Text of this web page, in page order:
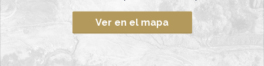
Ver en el mapa